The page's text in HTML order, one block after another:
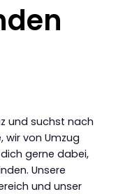
und suchst nach
wir von Umzug
gerne dabei,
Unsere
und unser